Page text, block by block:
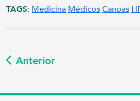
TAGS: Medicina MédicosCanoas
Anterior